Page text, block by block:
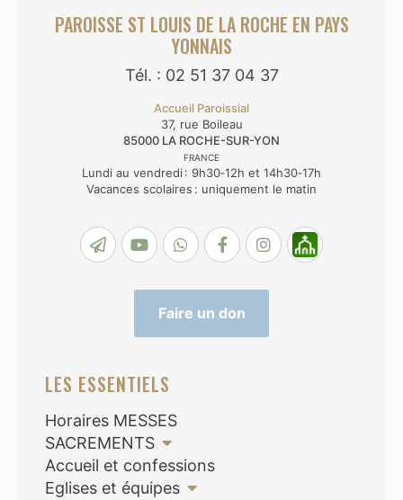
PAROISSE ST LOUIS DE LA ROCHE EN PAYS
YONNAIS
Tél. : 02 51 37 04 37
Accueil Paroissial
37, rue Boileau
85000 LA ROCHE-SUR-YON
FRANCE
Lundi au vendredi : 9h30‑12h et 14h30‑17h
Vacances scolaires : uniquement le matin
Faire un don
LES ESSENTIELS
Horaires MESSES
SACREMENTS
Accueil et confessions
Eglises et équipes